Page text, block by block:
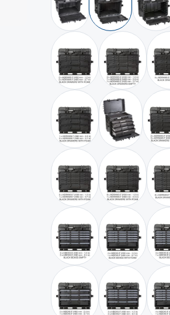
schwarz / komplett leer
schwarz / leer
schwarz / mit 2 xschwarz /
schwarz / mit 1 xschwarz / mit
schwarz / mit 5 xschwarz /
schwarz / mit 3 xschwarz /
schwarz / mit 2 xschwarz /